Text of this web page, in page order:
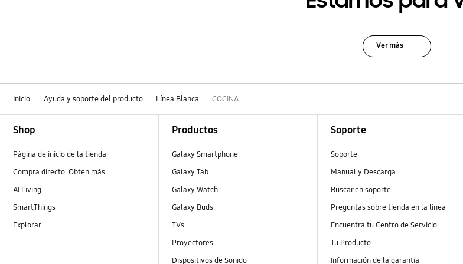
Ver más
Inicio Ayuda y soporte del producto Línea Blanca COCINA
Shop
Página de inicio de la tienda
Compra directo. Obtén más
AI Living
SmartThings
Explorar
Productos
Galaxy Smartphone
Galaxy Tab
Galaxy Watch
Galaxy Buds
TVs
Proyectores
Dispositivos de Sonido
Soporte
Soporte
Manual y Descarga
Buscar en soporte
Preguntas sobre tienda en la línea
Encuentra tu Centro de Servicio
Tu Producto
Información de la garantía